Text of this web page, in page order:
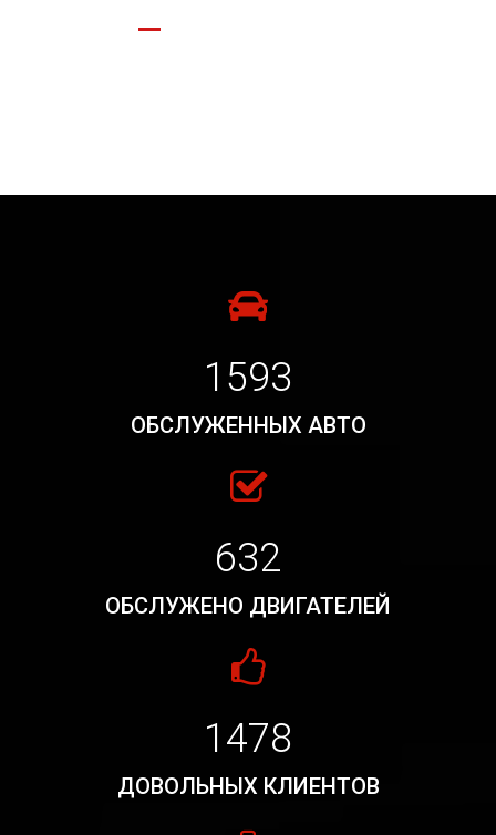
1593
ОБСЛУЖЕННЫХ АВТО
632
ОБСЛУЖЕНО ДВИГАТЕЛЕЙ
1478
ДОВОЛЬНЫХ КЛИЕНТОВ